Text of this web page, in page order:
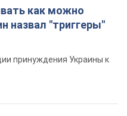
как можно
назвал "триггеры"
принуждения Украины к